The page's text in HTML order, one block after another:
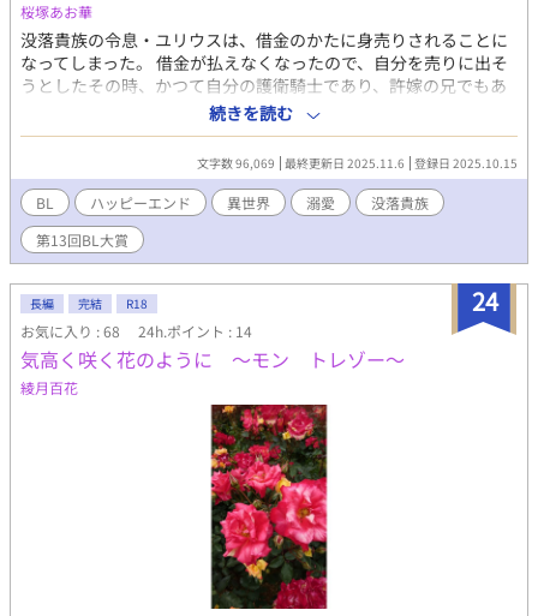
だ。 ◼️第四章◼️ 康太は周囲から「ウルフ森と貫通式をした新入
生」として見られている。寮長の勝利や硬式野球部の先輩である
武志に至っては、遠慮なしに大樹と康太の親密さを口にする。し
かし大樹はそのことをなんとも思っていないようで、康太は悩ん
でしまう。 ◾️第五章◾️ 現在、「ワン・モア・チャンス」として執
桜塚あお華
没落貴族の令息・ユリウスは、借金のかたに身売りされることに
なってしまった。 借金が払えなくなったので、自分を売りに出そ
うとしたその時、かつて自分の護衛騎士であり、許嫁の兄でもあ
った男・カインが現れた 「買い取ったのは、俺。──ようやくお
まえを手に入れた」 「……はい！？」 嘗て『主従関係』だった二
人。 だが今では立場逆転、ユリウスはカインの屋敷でお世話され
る側に。 風呂も、食事も、着替えも、なぜか全部世話される。 し
かも「昔の約束を果たす」とか言って、過剰に構ってくる！ 「俺
の旦那様は、もういませんよ！」 「では、新しく俺がなればい
い」 ──ツッコミどころ満載の没落令息×元護衛騎士の再会劇。
誇り高い令息と、不器用な溺愛騎士の甘くて笑える同居生活が始
まる！ ※表示は成人向けの表現があります。
続きを読む
文字数 96,069 最終更新日 2025.11.6 登録日 2025.10.15
BL ハッピーエンド 異世界 溺愛
没落貴族
第13回BL大賞
24
長編 完結 R18
お気に入り : 68 24h.ポイント : 14
気高く咲く花のように ～モン トレゾー～
綾月百花